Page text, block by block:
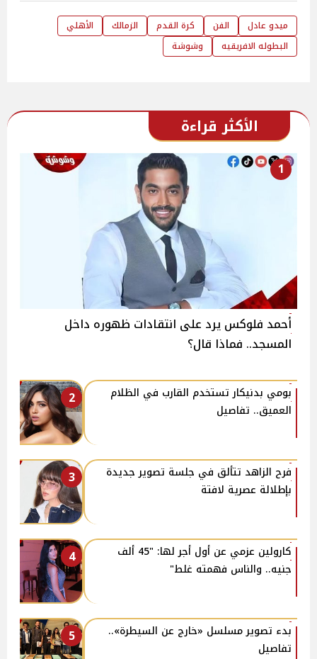
ميدو عادل الفن كرة القدم الزمالك
الأهلي
البطوله الافريقيه
وشوشة
الأكثر قراءة
1
أحمد فلوكس يرد على انتقادات ظهوره داخل
المسجد.. فماذا قال؟
2
بومي بدنيكار تستخدم القارب في الظلام
العميق.. تفاصيل
3
فرح الزاهد تتألق في جلسة تصوير جديدة
بإطلالة عصرية لافتة
4
كارولين عزمي عن أول أجر لها: "45 ألف
جنيه.. والناس فهمته غلط"
5
بدء تصوير مسلسل «خارج عن السيطرة»..
تفاصيل